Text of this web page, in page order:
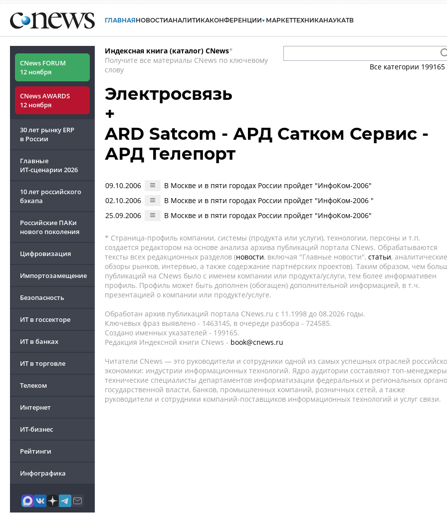
ГЛАВНАЯНОВОСТИАНАЛИТИКАКОНФЕРЕНЦИИ МАРКЕТТЕХНИКАНАУКАТВ
CNews FORUM
12 ноября
CNews AWARDS
12 ноября
30 лет рынку ERP
в России
Главные
ИТ-сценарии 2026
10 лет российского
бэкапа
Российские ПАКи
нового поколения
Цифровизация
Импортозамещение
Безопасность
ИТ в госсекторе
ИТ в банках
ИТ в торговле
Телеком
Интернет
ИТ-бизнес
Рейтинги
Инфографика
Индексная книга (каталог) CNews*
Получите все материалы CNews по ключевому
слову
Все категории 199165
Электросвязь
+
ARD Satcom - АРД Сатком Сервис -
АРД Телепорт
09.10.2006
В Москве и в пяти городах России пройдет "ИнфоКом-2006"
02.10.2006
В Москве и в пяти городах России пройдет "ИнфоКом-2006 "
25.09.2006
В Москве и в пяти городах России пройдет "ИнфоКом-2006"
* Страница-профиль компании, системы (продукта или услуги), технологии, персоны и т.п.
создается редактором на основе анализа архива публикаций портала CNews. Обрабатываются
тексты всех редакционных разделов (новости, включая "Главные новости", статьи, аналитические
обзоры рынков, интервью, а также содержание партнёрских проектов). Таким образом, чем
публикаций на CNews было с именем компании или продукта/услуги, тем более информативен
профиль. Профиль может быть дополнен (обогащен) дополнительной информацией, в т.ч.
презентацией о компании или продукте/услуге.
Обработан архив публикаций портала CNews.ru c 11.1998 до 08.2026 годы.
Ключевых фраз выявлено - 1463145, в очереди разбора - 724585.
Создано именных указателей - 199165.
Редакция Индексной книги CNews - book@cnews.ru
Читатели CNews — это руководители и сотрудники одной из самых успешных отраслей
экономики: индустрии информационных технологий. Ядро аудитории составляют топ-
технические специалисты департаментов информатизации федеральных и региональных
государственной власти, банков, промышленных компаний, розничных сетей, а также
руководители и сотрудники компаний-поставщиков информационных технологий и услуг связи.